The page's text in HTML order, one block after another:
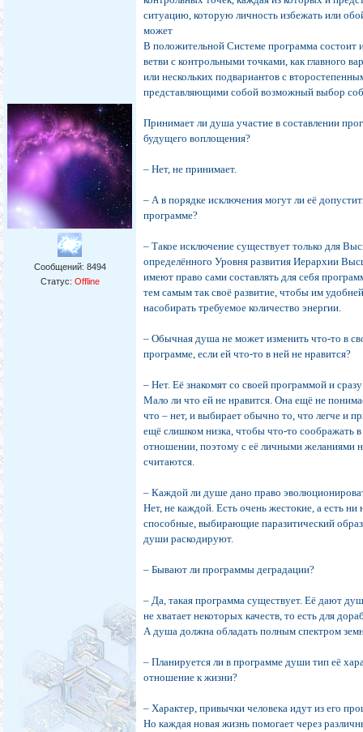
Сообщений: 8494
Статус: Offline
ситуацию, которую личность избежать или
может
В положительной Системе программа состоит
ветви с контрольными точками, как главного
или нескольких подвариантов с
представляющими собой возможный выбор
Принимает ли душа участие в составлении
будущего воплощения?
– Нет, не принимает.
– А в порядке исключения могут ли её
программе?
– Такое исключение существует только для
определённого Уровня развития Иерархии
имеют право сами составлять для себя
тем самым так своё развитие, чтобы им
насобирать требуемое количество энергии.
– Обычная душа не может изменить что-то в
программе, если ей что-то в ней не нравится?
– Нет. Её знакомят со своей программой и
Мало ли что ей не нравится. Она ещё не
что – нет, и выбирает обычно то, что легче и
ещё слишком низка, чтобы что-то соображать
отношении, поэтому с её личными желаниями
считаются.
– Каждой ли душе дано право
Нет, не каждой. Есть очень жестокие, а есть ни
способные, выбирающие паразитический
души раскодируют.
– Бывают ли программы деградации?
– Да, такая программа существует. Её дают
не хватает некоторых качеств, то есть для
А душа должна обладать полным спектром
– Планируется ли в программе души тип её
отношение к жизни?
– Характер, привычки человека идут из его
Но каждая новая жизнь помогает через